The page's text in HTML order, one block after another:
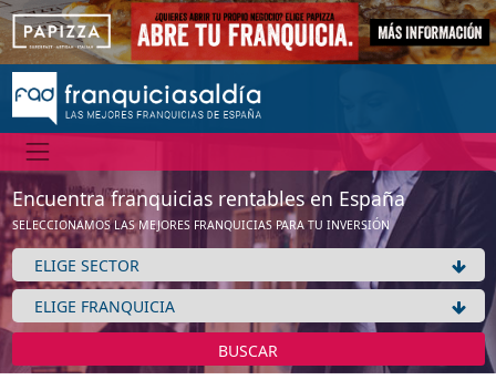
Encuentra franquicias rentables en España
SELECCIONAMOS LAS MEJORES FRANQUICIAS PARA TU INVERSIÓN
BUSCAR